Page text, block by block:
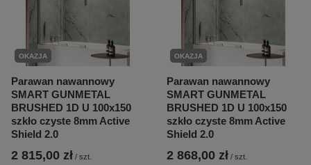
OKAZJA
Parawan nawannowy
SMART GUNMETAL
BRUSHED 1D U 100x150
szkło czyste 8mm Active
Shield 2.0
2 815,00 zł / szt.
OKAZJA
Parawan nawannowy
SMART GUNMETAL
BRUSHED 1D U 100x150
szkło czyste 8mm Active
Shield 2.0
2 868,00 zł / szt.